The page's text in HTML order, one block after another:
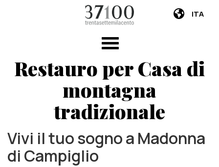
ITA
Restauro per Casa di
montagna
tradizionale
Vivi il tuo sogno a Madonna
di Campiglio